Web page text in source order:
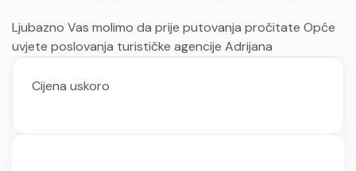
Ljubazno Vas molimo da prije putovanja pročitate Opće
uvjete poslovanja turističke agencije Adrijana
Cijena uskoro